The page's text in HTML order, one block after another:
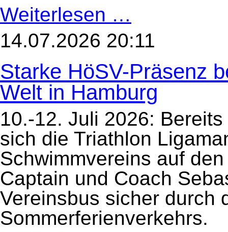
Weiterlesen … Artic
Circle
2026
14.07.2026 20:11
Starke HöSV-Präsenz
Welt in Hamburg
10.-12. Juli 2026:
sich die Triathlon
Schwimmvereins auf
Captain und Coach
Vereinsbus sicher durch
Sommerferienverkehrs.